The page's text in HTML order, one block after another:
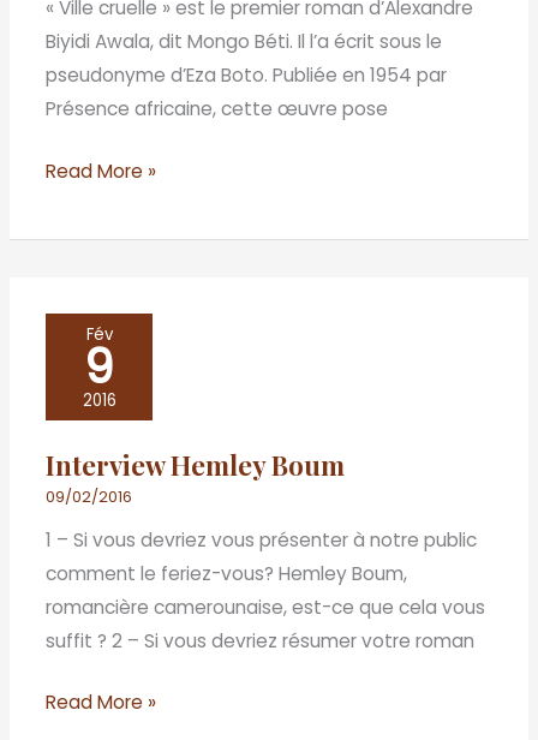
« Ville cruelle » est le premier roman d’Alexandre
Biyidi Awala, dit Mongo Béti. Il l’a écrit sous le
pseudonyme d’Eza Boto. Publiée en 1954 par
Présence africaine, cette œuvre pose
et
le
choléra
Read More »
Fév
9
2016
Interview Hemley Boum
09/02/2016
1 – Si vous devriez vous présenter à notre public
comment le feriez-vous? Hemley Boum,
romancière camerounaise, est-ce que cela vous
suffit ? 2 – Si vous devriez résumer votre roman
Interview
Hemley
Boum
Read More »